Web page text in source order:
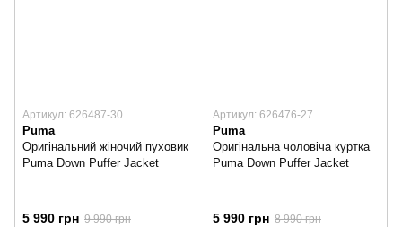
Артикул: 626487-30
Puma
Оригінальний жіночий пуховик
Puma Down Puffer Jacket
5 990 грн 9 990 грн
Артикул: 626476-27
Puma
Оригінальна чоловіча куртка
Puma Down Puffer Jacket
5 990 грн 8 990 грн